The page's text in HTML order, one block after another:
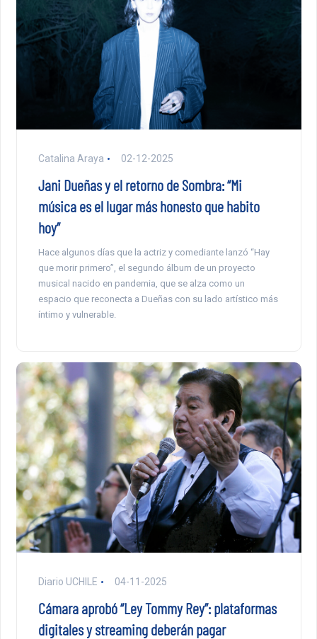
Catalina Araya 02-12-2025
Jani Dueñas y el retorno de Sombra: “Mi
música es el lugar más honesto que habito
hoy”
Hace algunos días que la actriz y comediante lanzó “Hay
que morir primero”, el segundo álbum de un proyecto
musical nacido en pandemia, que se alza como un
espacio que reconecta a Dueñas con su lado artístico más
íntimo y vulnerable.
Diario UCHILE 04-11-2025
Cámara aprobó “Ley Tommy Rey”: plataformas
digitales y streaming deberán pagar